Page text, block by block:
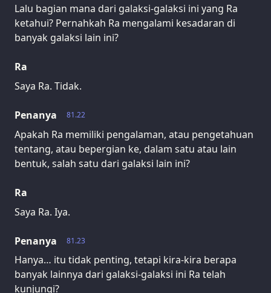
Lalu bagian mana dari galaksi-galaksi ini yang Ra
ketahui? Pernahkah Ra mengalami kesadaran di
banyak galaksi lain ini?
Ra
Saya Ra. Tidak.
81.22
Penanya
Apakah Ra memiliki pengalaman, atau pengetahuan
tentang, atau bepergian ke, dalam satu atau lain
bentuk, salah satu dari galaksi lain ini?
Ra
Saya Ra. Iya.
81.23
Penanya
Hanya… itu tidak penting, tetapi kira-kira berapa
banyak lainnya dari galaksi-galaksi ini Ra telah
kunjungi?